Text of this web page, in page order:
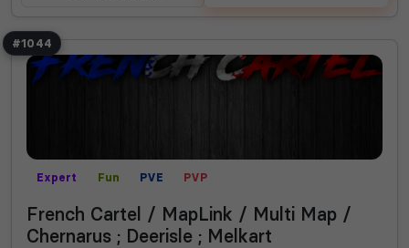
#1044
Expert Fun PVE PVP
French Cartel / MapLink / Multi Map /
Chernarus ; Deerisle ; Melkart